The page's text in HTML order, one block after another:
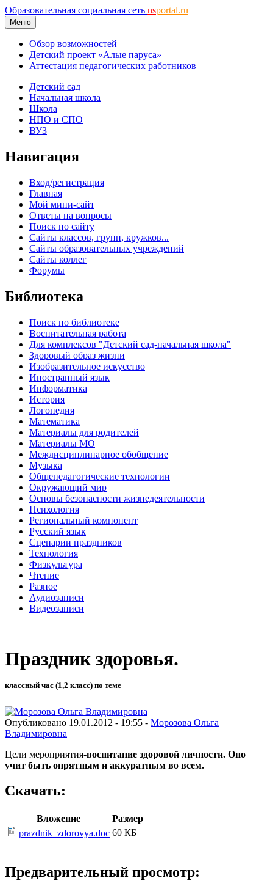
Образовательная социальная сеть nsportal.ru
Меню
Обзор возможностей
Детский проект «Алые паруса»
Аттестация педагогических работников
Детский сад
Начальная школа
Школа
НПО и СПО
ВУЗ
Навигация
Вход/регистрация
Главная
Мой мини-сайт
Ответы на вопросы
Поиск по сайту
Сайты классов, групп, кружков...
Сайты образовательных учреждений
Сайты коллег
Форумы
Библиотека
Поиск по библиотеке
Воспитательная работа
Для комплексов "Детский сад-начальная школа"
Здоровый образ жизни
Изобразительное искусство
Иностранный язык
Информатика
История
Логопедия
Математика
Материалы для родителей
Материалы МО
Междисциплинарное обобщение
Музыка
Общепедагогические технологии
Окружающий мир
Основы безопасности жизнедеятельности
Психология
Региональный компонент
Русский язык
Сценарии праздников
Технология
Физкультура
Чтение
Разное
Аудиозаписи
Видеозаписи
Праздник здоровья.
классный час (1,2 класс) по теме
Опубликовано 19.01.2012 - 19:55 - Морозова Ольга
Владимировна
Цели мероприятия-воспитание здоровой личности. Оно
учит быть опрятным и аккуратным во всем.
Скачать:
Вложение
Размер
prazdnik_zdorovya.doc 60 КБ
Предварительный просмотр: